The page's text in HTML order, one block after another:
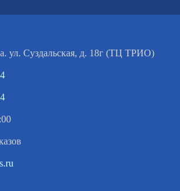
ул. Суздальская, д. 18г (ТЦ ТРИО)